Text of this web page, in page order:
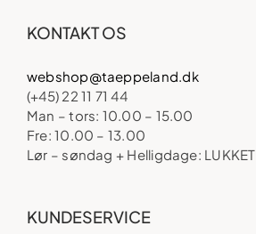
KONTAKT OS
webshop@taeppeland.dk
(+45) 22 11 71 44
Man – tors: 10.00 – 15.00
Fre: 10.00 – 13.00
Lør – søndag + Helligdage: LUKKET
KUNDESERVICE